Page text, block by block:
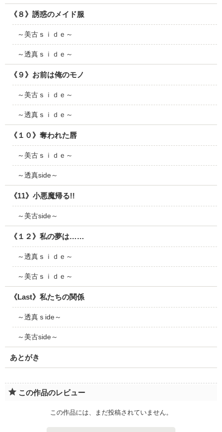
《８》誘惑のメイド服
～美古ｓｉｄｅ～
～透真ｓｉｄｅ～
《９》お前は俺のモノ
～美古ｓｉｄｅ～
～透真ｓｉｄｅ～
《１０》奪われた唇
～美古ｓｉｄｅ～
～透真side～
《11》小悪魔帰る!!
～美古side～
《１２》私の夢は……
～透真ｓｉｄｅ～
～美古ｓｉｄｅ～
《Last》私たちの関係
～透真ｓide～
～美古side～
あとがき
この作品のレビュー
この作品には、まだ投稿されていません。